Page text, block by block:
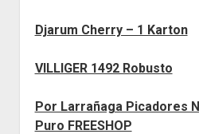
Djarum Cherry – 1 Karton
VILLIGER 1492 Robusto
Por Larrañaga Picadores
Puro FREESHOP